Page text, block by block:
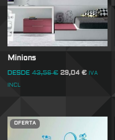
Minions
DESDE 43,56€ 29,04 € IVA
INCL
OFERTA